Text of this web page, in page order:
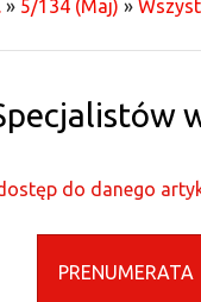
» 5/134 (Maj) »
do danego
PRENUMERATA